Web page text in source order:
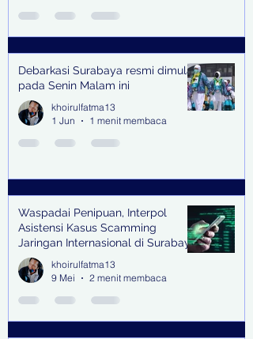
Debarkasi Surabaya resmi dimulai
pada Senin Malam ini
khoirulfatma13
1 Jun
1 menit membaca
Waspadai Penipuan, Interpol
Asistensi Kasus Scamming
Jaringan Internasional di Surabaya
khoirulfatma13
9 Mei
2 menit membaca